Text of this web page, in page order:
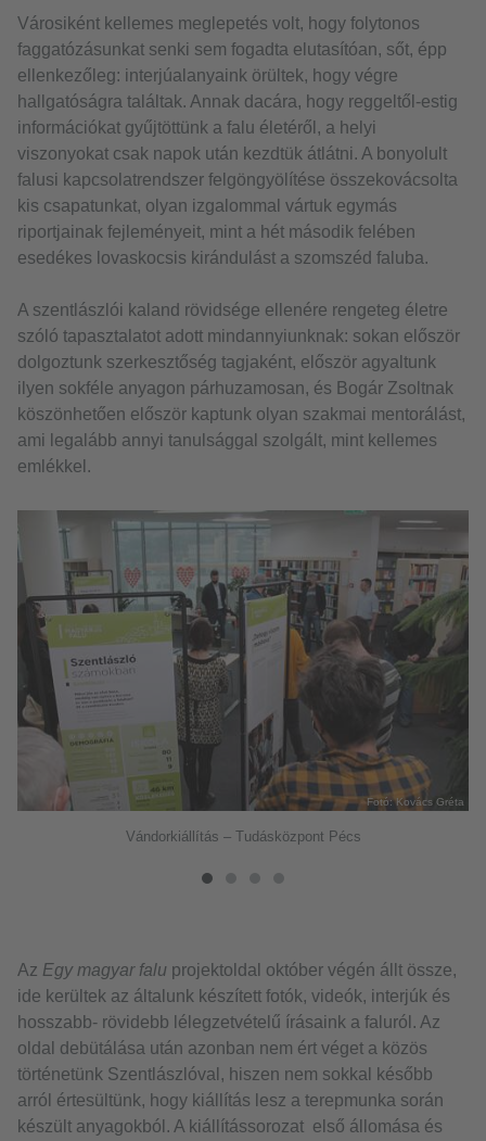
Városiként kellemes meglepetés volt, hogy folytonos
faggatózásunkat senki sem fogadta elutasítóan, sőt, épp
ellenkezőleg: interjúalanyaink örültek, hogy végre
hallgatóságra találtak. Annak dacára, hogy reggeltől-estig
információkat gyűjtöttünk a falu életéről, a helyi
viszonyokat csak napok után kezdtük átlátni. A bonyolult
falusi kapcsolatrendszer felgöngyölítése összekovácsolta
kis csapatunkat, olyan izgalommal vártuk egymás
riportjainak fejleményeit, mint a hét második felében
esedékes lovaskocsis kirándulást a szomszéd faluba.
A szentlászlói kaland rövidsége ellenére rengeteg életre
szóló tapasztalatot adott mindannyiunknak: sokan először
dolgoztunk szerkesztőség tagjaként, először agyaltunk
ilyen sokféle anyagon párhuzamosan, és Bogár Zsoltnak
köszönhetően először kaptunk olyan szakmai mentorálást,
ami legalább annyi tanulsággal szolgált, mint kellemes
emlékkel.
Fotó: Kovács Gréta
Vándorkiállítás – Tudásközpont Pécs
Az Egy magyar falu projektoldal október végén állt össze,
ide kerültek az általunk készített fotók, videók, interjúk és
hosszabb- rövidebb lélegzetvételű írásaink a faluról. Az
oldal debütálása után azonban nem ért véget a közös
történetünk Szentlászlóval, hiszen nem sokkal később
arról értesültünk, hogy kiállítás lesz a terepmunka során
készült anyagokból. A kiállítássorozat első állomása és